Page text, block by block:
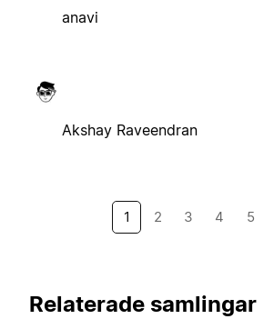
anavi
Akshay Raveendran
1 2 3 4 5
Relaterade samlingar